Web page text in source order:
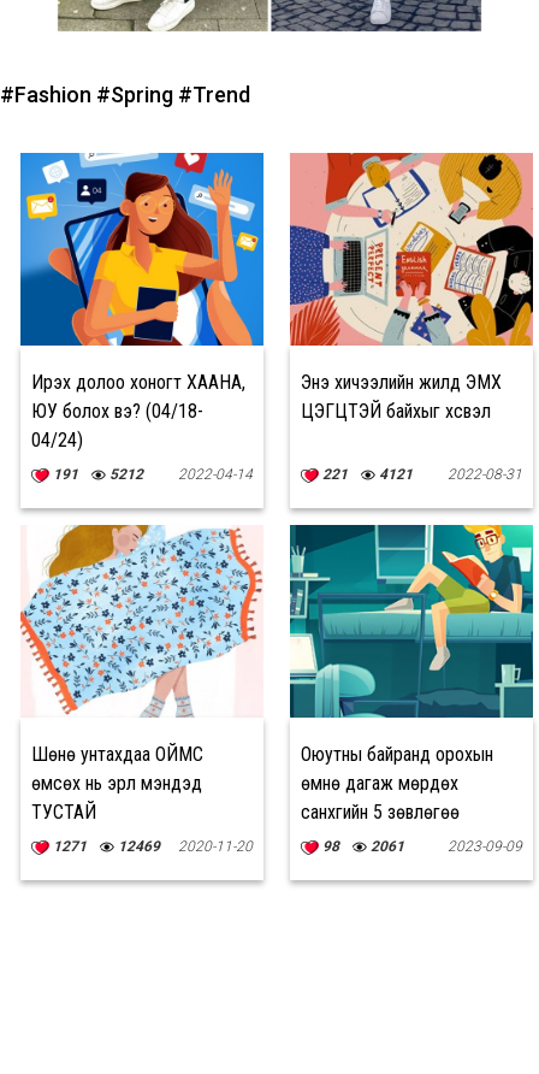
#Fashion #Spring #Trend
Ирэх долоо хоногт ХААНА,
ЮУ болох вэ? (04/18-
04/24)
191 5212 2022-04-14
Энэ хичээлийн жилд ЭМХ
ЦЭГЦТЭЙ байхыг хүсвэл
221 4121 2022-08-31
Шөнө унтахдаа ОЙМС
өмсөх нь эрүүл мэндэд
ТУСТАЙ
1271 12469 2020-11-20
Оюутны байранд орохын
өмнө дагаж мөрдөх
санхүүгийн 5 зөвлөгөө
98 2061 2023-09-09